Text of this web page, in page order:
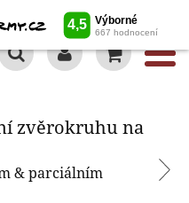
zvěrokruhu na
& parciálním
zvěrokruhu